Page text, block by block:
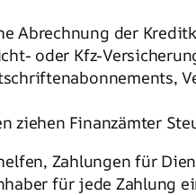
Abrechnung der
oder Kfz-
ziehen Finanzämter
Zahlungen für
für jede Zahlung